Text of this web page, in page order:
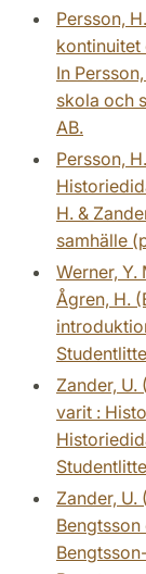
Persson,
kontinuitet
In
skola och
AB.
Persson,
H. &
samhälle
Werner,
Ågren, H.
Zander,
varit :
Zander,
Bengtsson